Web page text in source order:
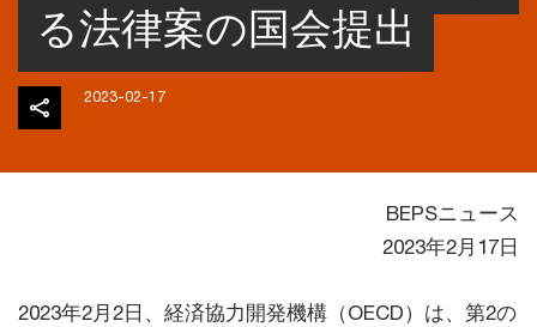
る法律案の国会提出
2023-02-17
BEPSニュース
2023年2月17日
2023年2月2日、経済協力開発機構（OECD）は、第2の